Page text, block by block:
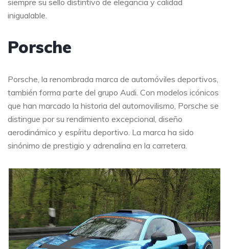
inigualable.
Porsche
Porsche, la renombrada marca de automóviles deportivos,
también forma parte del grupo Audi. Con modelos icónicos
que han marcado la historia del automovilismo, Porsche se
distingue por su rendimiento excepcional, diseño
aerodinámico y espíritu deportivo. La marca ha sido
sinónimo de prestigio y adrenalina en la carretera.